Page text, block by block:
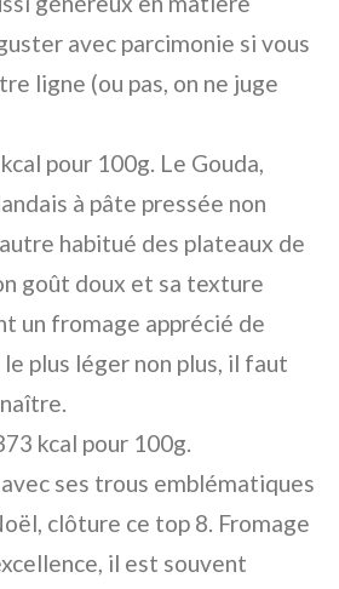
avec parcimonie si vous
ligne (ou pas, on ne juge
pour 100g. Le Gouda,
à pâte pressée non
habitué des plateaux de
goût doux et sa texture
un fromage apprécié de
plus léger non plus, il faut
kcal pour 100g.
avec ses trous emblématiques
clôture ce top 8. Fromage
il est souvent